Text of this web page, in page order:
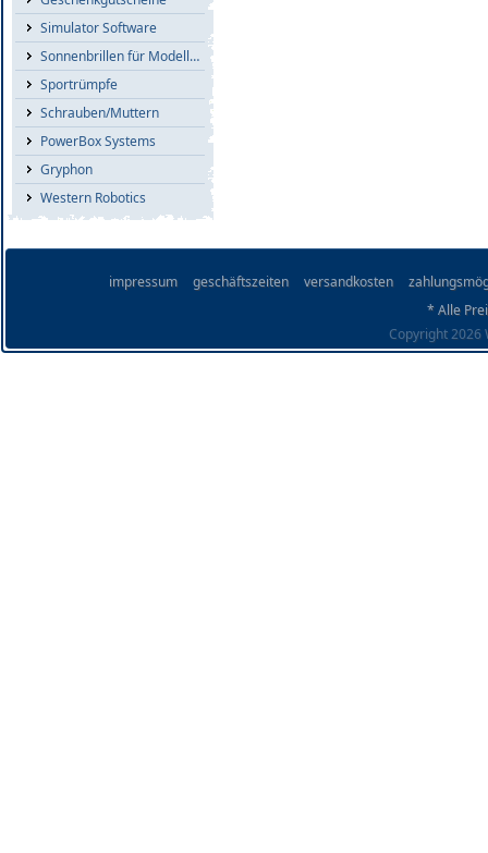
Simulator Software
Sonnenbrillen für Modellflieger
Sportrümpfe
Schrauben/Muttern
PowerBox Systems
Gryphon
Western Robotics
impressum geschäftszeiten versandkosten
* Alle
Copyright 2026